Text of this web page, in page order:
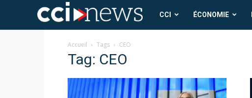
CCICCI ÉCONOMIE
Accueil Tags CEO
Tag: CEO